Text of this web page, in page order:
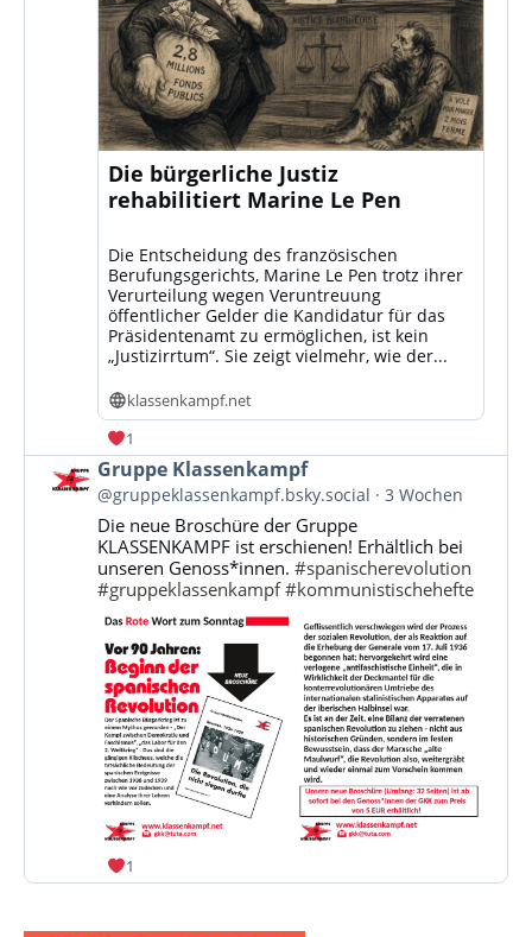
Die bürgerliche Justiz
rehabilitiert Marine Le Pen
Die Entscheidung des französischen
Berufungsgerichts, Marine Le Pen trotz ihrer
Verurteilung wegen Veruntreuung
öffentlicher Gelder die Kandidatur für das
Präsidentenamt zu ermöglichen, ist kein
„Justizirrtum“. Sie zeigt vielmehr, wie der...
klassenkampf.net
1
Beitrag
von
Gruppe
Klassenkampf
Bluesky
ansehen
Gruppe Klassenkampf
@gruppeklassenkampf.bsky.social 3 Wochen
Die neue Broschüre der Gruppe
KLASSENKAMPF ist erschienen! Erhältlich bei
unseren Genoss*innen.#spanischerevolution
#gruppeklassenkampf #kommunistischehefte
1